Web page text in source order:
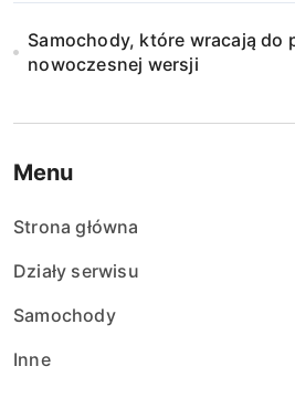
Samochody, które wracają do
nowoczesnej wersji
Menu
Strona główna
Działy serwisu
Samochody
Inne